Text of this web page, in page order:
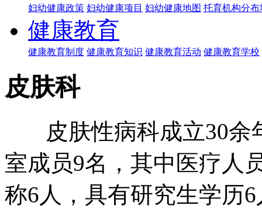
妇幼健康政策 妇幼健康项目 妇幼健康地图 托育机构分布
健康教育
健康教育制度 健康教育知识 健康教育活动 健康教育学校
皮肤科
皮肤性病科成立30余
室成员9名，其中医疗人
称6人，具有研究生学历